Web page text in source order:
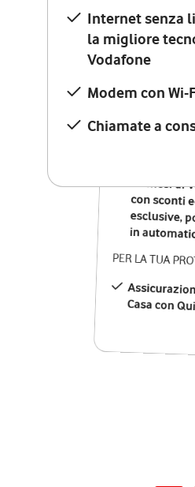
Internet senza
la migliore
Vodafone
Modem con Wi-
Chiamate a
Internet
la
Vodafone
Modem
Chiamate
numeri
nazionali
12 mesi di
con sconti
esclusive,
in
PER LA TUA
Casa con